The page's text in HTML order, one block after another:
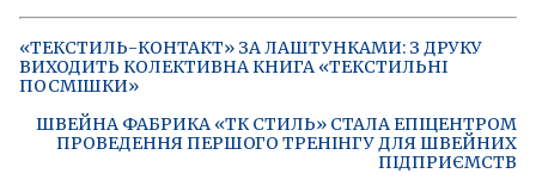
«ТЕКСТИЛЬ-КОНТАКТ» ЗА ЛАШТУНКАМИ: З ДРУКУ
ВИХОДИТЬ КОЛЕКТИВНА КНИГА «ТЕКСТИЛЬНІ
ПОСМІШКИ»
ШВЕЙНА ФАБРИКА «ТК СТИЛЬ» СТАЛА ЕПІЦЕНТРОМ
ПРОВЕДЕННЯ ПЕРШОГО ТРЕНІНГУ ДЛЯ ШВЕЙНИХ
ПІДПРИЄМСТВ